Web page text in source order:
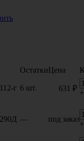
ОстаткиЦена
г 6 шт. 631 ₽
+
— под заказ
+